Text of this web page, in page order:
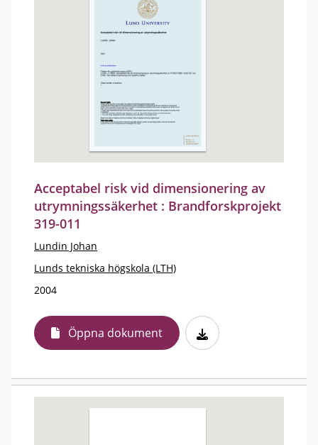
Acceptabel risk vid dimensionering av
utrymningssäkerhet : Brandforskprojekt
319-011
Lundin Johan
Lunds tekniska högskola (LTH)
2004
Öppna dokument